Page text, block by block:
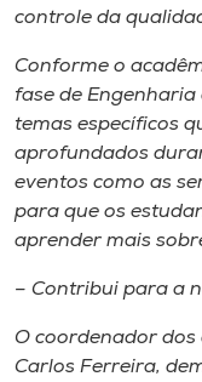
Selecione
A+
A-
controle da
Conforme o
fase de
temas específicos
aprofundados
eventos como as
para que os
aprender mais
– Contribui para a
O coordenador
Carlos Ferreira,